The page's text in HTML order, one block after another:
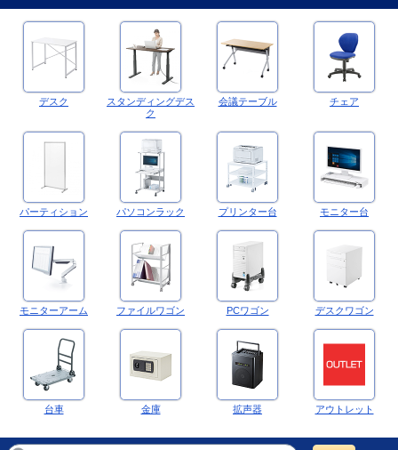
デスク
スタンディングデス
ク
会議テーブル チェア
パーティション パソコンラック プリンター台 モニター台
モニターアーム ファイルワゴン PCワゴン デスクワゴン
台車 金庫 拡声器 アウトレット